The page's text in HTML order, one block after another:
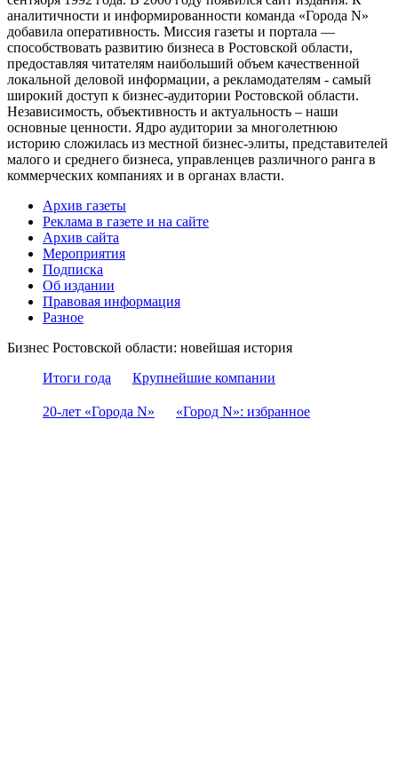
аналитичности и информированности команда «Города N»
добавила оперативность. Миссия газеты и портала —
способствовать развитию бизнеса в Ростовской области,
предоставляя читателям наибольший объем качественной
локальной деловой информации, а рекламодателям - самый
широкий доступ к бизнес-аудитории Ростовской области.
Независимость, объективность и актуальность – наши
основные ценности. Ядро аудитории за многолетнюю
историю сложилась из местной бизнес-элиты, представителей
малого и среднего бизнеса, управленцев различного ранга в
коммерческих компаниях и в органах власти.
Архив газеты
Реклама в газете и на сайте
Архив сайта
Мероприятия
Подписка
Об издании
Правовая информация
Разное
Бизнес Ростовской области: новейшая история
Итоги года
Крупнейшие компании
20-лет «Города N» «Город N»: избранное